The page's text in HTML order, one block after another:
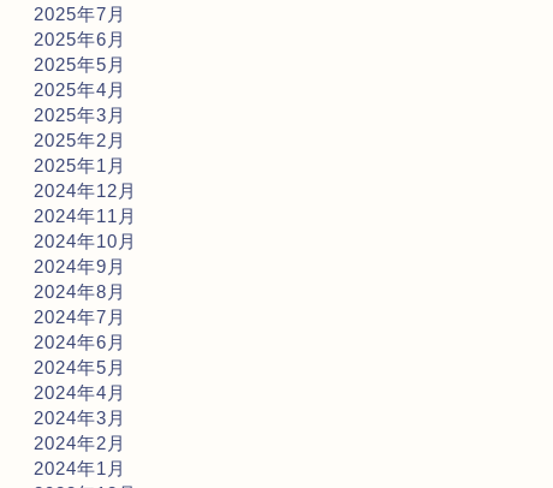
2025年7月
2025年6月
2025年5月
2025年4月
2025年3月
2025年2月
2025年1月
2024年12月
2024年11月
2024年10月
2024年9月
2024年8月
2024年7月
2024年6月
2024年5月
2024年4月
2024年3月
2024年2月
2024年1月